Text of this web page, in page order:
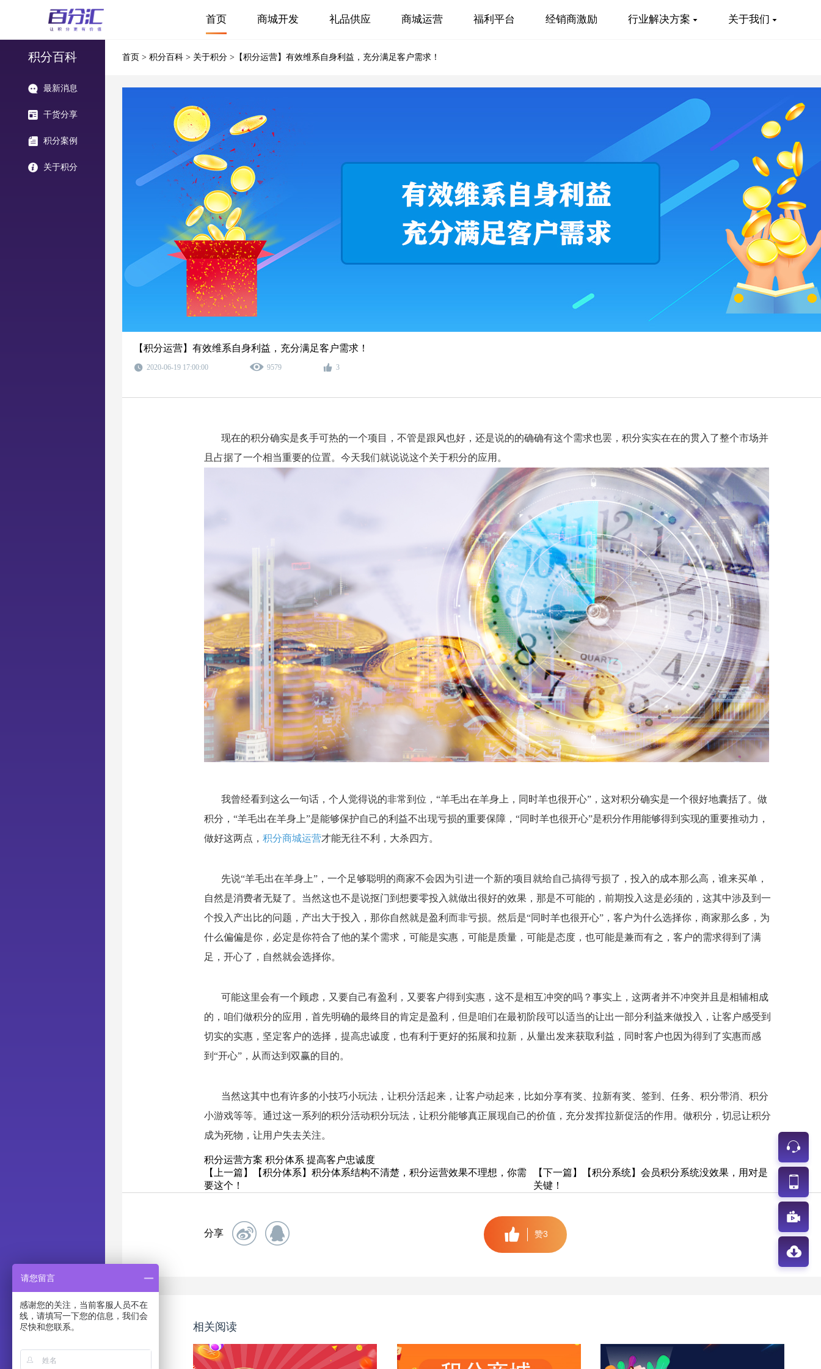
首页 商城开发 礼品供应 商城运营 福利平台 经销商激励 行业解决方案 关于我们
积分百科
最新消息
干货分享
积分案例
关于积分
首页 > 积分百科 > 关于积分 >【积分运营】有效维系自身利益，充分满足客户需求！
【积分运营】有效维系自身利益，充分满足客户需求！
2020-06-19 17:00:00 9579 3
现在的积分确实是炙手可热的一个项目，不管是跟风也好，还是说的的确确有这个需求也罢，积分实实在在的贯入了整个市场并
且占据了一个相当重要的位置。今天我们就说说这个关于积分的应用。
我曾经看到这么一句话，个人觉得说的非常到位，“羊毛出在羊身上，同时羊也很开心”，这对积分确实是一个很好地囊括了。做
积分，“羊毛出在羊身上”是能够保护自己的利益不出现亏损的重要保障，“同时羊也很开心”是积分作用能够得到实现的重要推动力，
做好这两点， 积分商城运营才能无往不利，大杀四方。
先说“羊毛出在羊身上”，一个足够聪明的商家不会因为引进一个新的项目就给自己搞得亏损了，投入的成本那么高，谁来买单，
自然是消费者无疑了。当然这也不是说抠门到想要零投入就做出很好的效果，那是不可能的，前期投入这是必须的，这其中涉及到一
个投入产出比的问题，产出大于投入，那你自然就是盈利而非亏损。然后是“同时羊也很开心”，客户为什么选择你，商家那么多，为
什么偏偏是你，必定是你符合了他的某个需求，可能是实惠，可能是质量，可能是态度，也可能是兼而有之，客户的需求得到了满
足，开心了，自然就会选择你。
可能这里会有一个顾虑，又要自己有盈利，又要客户得到实惠，这不是相互冲突的吗？事实上，这两者并不冲突并且是相辅相成
的，咱们做积分的应用，首先明确的最终目的肯定是盈利，但是咱们在最初阶段可以适当的让出一部分利益来做投入，让客户感受到
切实的实惠，坚定客户的选择，提高忠诚度，也有利于更好的拓展和拉新，从量出发来获取利益，同时客户也因为得到了实惠而感
到“开心”，从而达到双赢的目的。
当然这其中也有许多的小技巧小玩法，让积分活起来，让客户动起来，比如分享有奖、拉新有奖、签到、任务、积分带消、积分
小游戏等等。通过这一系列的积分活动积分玩法，让积分能够真正展现自己的价值，充分发挥拉新促活的作用。做积分，切忌让积分
成为死物，让用户失去关注。
积分运营方案 积分体系 提高客户忠诚度
【上一篇】【积分体系】积分体系结构不清楚，积分运营效果不理想，你需
要这个！
【下一篇】【积分系统】会员积分系统没效果，用对是
关键！
分享 赞3
相关阅读
请您留言
感谢您的关注，当前客服人员不在
线，请填写一下您的信息，我们会
尽快和您联系。